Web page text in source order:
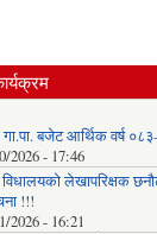
गा.पा. बजेट आर्थिक वर्ष
2026 - 17:46
लेखापरिक्षक
!!!
2026 - 16:21